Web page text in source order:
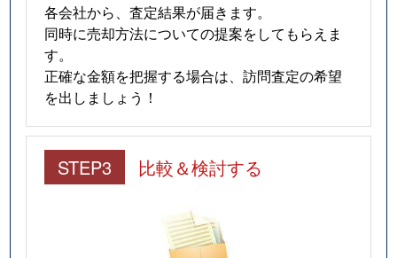
各会社から、査定結果が届きます。
同時に売却方法についての提案をしてもらえま
す。
正確な金額を把握する場合は、訪問査定の希望
を出しましょう！
STEP3 比較＆検討する